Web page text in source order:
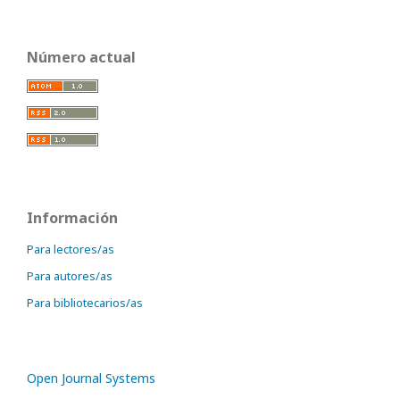
Número actual
Información
Para lectores/as
Para autores/as
Para bibliotecarios/as
Open Journal Systems